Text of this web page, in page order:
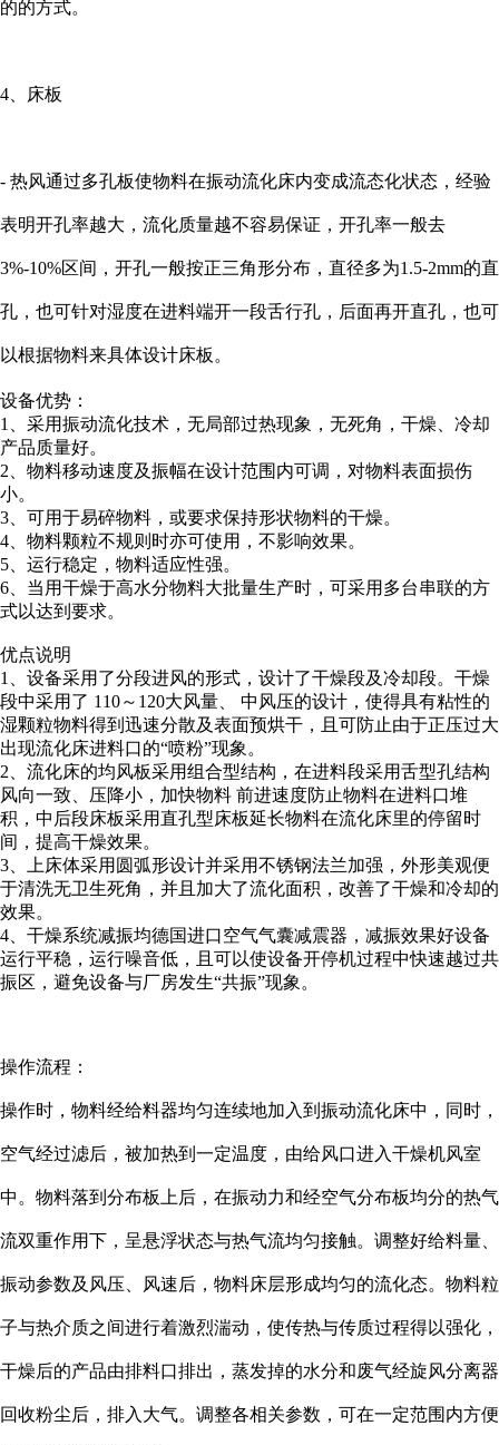
的的方式。
4、床板
- 热风通过多孔板使物料在振动流化床内变成流态化状态，经验
表明开孔率越大，流化质量越不容易保证，开孔率一般去
3%-10%区间，开孔一般按正三角形分布，直径多为1.5-2mm的直
孔，也可针对湿度在进料端开一段舌行孔，后面再开直孔，也可
以根据物料来具体设计床板。
设备优势：
1、采用振动流化技术，无局部过热现象，无死角，干燥、冷却
产品质量好。
2、物料移动速度及振幅在设计范围内可调，对物料表面损伤
小。
3、可用于易碎物料，或要求保持形状物料的干燥。
4、物料颗粒不规则时亦可使用，不影响效果。
5、运行稳定，物料适应性强。
6、当用干燥于高水分物料大批量生产时，可采用多台串联的方
式以达到要求。
优点说明
1、设备采用了分段进风的形式，设计了干燥段及冷却段。干燥
段中采用了 110～120大风量、 中风压的设计，使得具有粘性的
湿颗粒物料得到迅速分散及表面预烘干，且可防止由于正压过大
出现流化床进料口的“喷粉”现象。
2、流化床的均风板采用组合型结构，在进料段采用舌型孔结构
风向一致、压降小，加快物料 前进速度防止物料在进料口堆
积，中后段床板采用直孔型床板延长物料在流化床里的停留时
间，提高干燥效果。
3、上床体采用圆弧形设计并采用不锈钢法兰加强，外形美观便
于清洗无卫生死角，并且加大了流化面积，改善了干燥和冷却的
效果。
4、干燥系统减振均德国进口空气气囊减震器，减振效果好设备
运行平稳，运行噪音低，且可以使设备开停机过程中快速越过共
振区，避免设备与厂房发生“共振”现象。
操作流程：
操作时，物料经给料器均匀连续地加入到振动流化床中，同时，
空气经过滤后，被加热到一定温度，由给风口进入干燥机风室
中。物料落到分布板上后，在振动力和经空气分布板均分的热气
流双重作用下，呈悬浮状态与热气流均匀接触。调整好给料量、
振动参数及风压、风速后，物料床层形成均匀的流化态。物料粒
子与热介质之间进行着激烈湍动，使传热与传质过程得以强化，
干燥后的产品由排料口排出，蒸发掉的水分和废气经旋风分离器
回收粉尘后，排入大气。调整各相关参数，可在一定范围内方便